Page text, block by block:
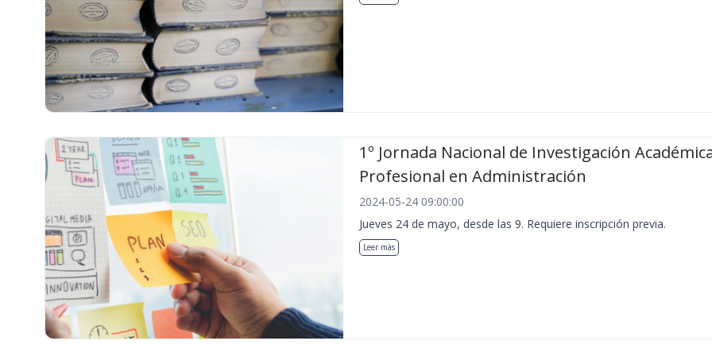
1º Jornada Nacional de Investigación
Profesional en Administración
2024-05-24 09:00:00
Jueves 24 de mayo, desde las 9. Requiere inscripción previa.
Leer más